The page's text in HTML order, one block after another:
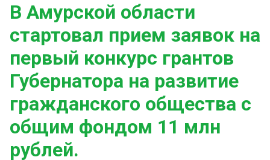
В Амурской области
стартовал прием заявок на
первый конкурс грантов
Губернатора на развитие
гражданского общества с
общим фондом 11 млн
рублей.